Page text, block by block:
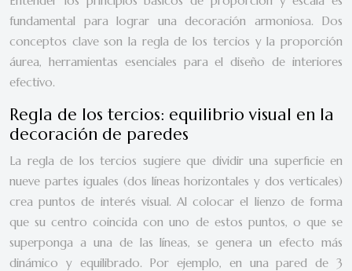
fundamental para lograr una decoración armoniosa. Dos
conceptos clave son la regla de los tercios y la proporción
áurea, herramientas esenciales para el diseño de interiores
efectivo.
Regla de los tercios: equilibrio visual en la
decoración de paredes
La regla de los tercios sugiere que dividir una superficie en
nueve partes iguales (dos líneas horizontales y dos verticales)
crea puntos de interés visual. Al colocar el lienzo de forma
que su centro coincida con uno de estos puntos, o que se
superponga a una de las líneas, se genera un efecto más
dinámico y equilibrado. Por ejemplo, en una pared de 3